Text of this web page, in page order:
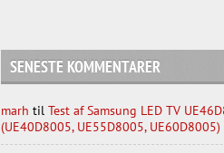
SENESTE KOMMENTARER
marh til Test af Samsung LED TV
(UE40D8005, UE55D8005, UE60D8005)